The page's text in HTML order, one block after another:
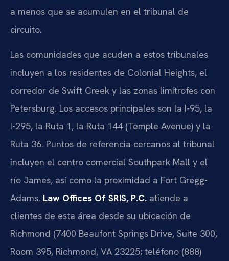
a menos que se acumulen en el tribunal de
circuito.
Las comunidades que acuden a estos tribunales
incluyen a los residentes de Colonial Heights, el
corredor de Swift Creek y las zonas limítrofes con
Petersburg. Los accesos principales son la I-95, la
I-295, la Ruta 1, la Ruta 144 (Temple Avenue) y la
Ruta 36. Puntos de referencia cercanos al tribunal
incluyen el centro comercial Southpark Mall y el
río James, así como la proximidad a Fort Gregg-
Adams. Law Offices Of SRIS, P.C. atiende a
clientes de esta área desde su ubicación de
Richmond (7400 Beaufont Springs Drive, Suite 300,
Room 395, Richmond, VA 23225; teléfono (888)